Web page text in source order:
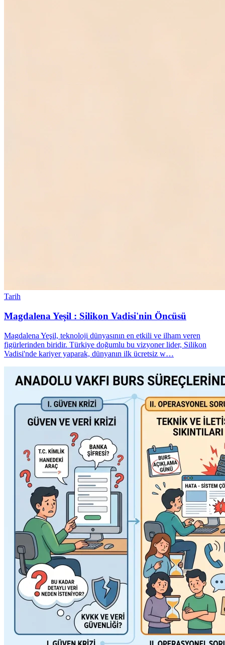
Tarih
Magdalena Yeşil : Silikon Vadisi'nin Öncüsü
Magdalena Yeşil, teknoloji dünyasının en etkili ve ilham veren
figürlerinden biridir. Türkiye doğumlu bu vizyoner lider, Silikon
Vadisi'nde kariyer yaparak, dünyanın ilk ücretsiz w…